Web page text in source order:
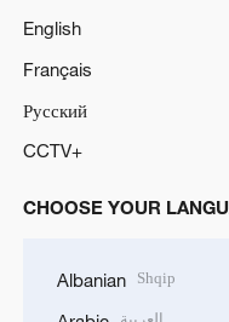
English
Français
Русский
CCTV+
CHOOSE YOUR
Albanian Shqip